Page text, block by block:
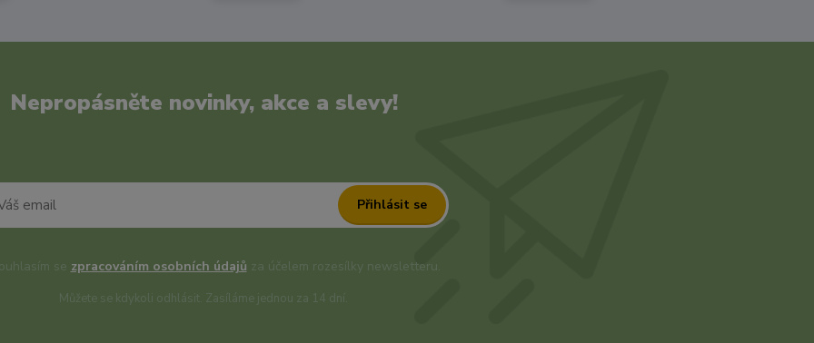
Nepropásněte novinky, akce a slevy!
Přihlásit se
se zpracováním osobních údajů za účelem rozesílky newsletteru.
Můžete se kdykoli odhlásit. Zasíláme jednou za 14 dní.